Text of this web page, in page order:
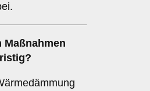
Maßnahmen